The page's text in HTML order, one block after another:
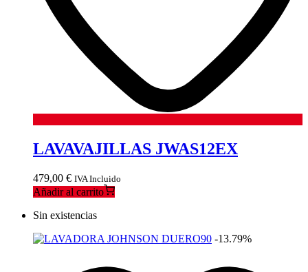
LAVAVAJILLAS JWAS12EX
479,00 € IVA Incluido
Añadir al carrito
Sin existencias
-13.79%